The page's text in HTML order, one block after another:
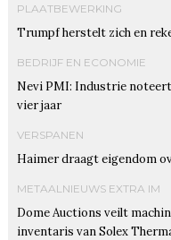
PLAATBEWERKING
Trumpf herstelt zich en
BEDRIJF EN ECONOMIE
Nevi PMI: Industrie
vier jaar
VERSPANEN
Haimer draagt eigendom
METAALNIEUWS EXTRA IM
Dome Auctions veilt
inventaris van Solex